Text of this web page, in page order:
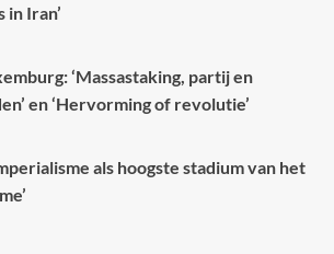
in Iran’
‘Massastaking, partij en
en ‘Hervorming of revolutie’
als hoogste stadium van het